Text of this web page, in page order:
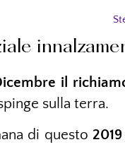
il
sulla terra.
di questo 2019